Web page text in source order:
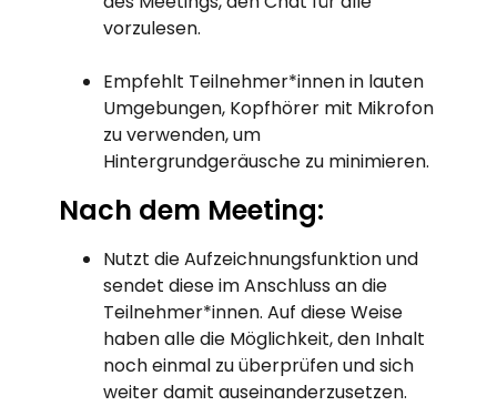
vorzulesen.
Empfehlt Teilnehmer*innen in lauten
Umgebungen, Kopfhörer mit Mikrofon
zu verwenden, um
Hintergrundgeräusche zu minimieren.
Nach dem Meeting:
Nutzt die Aufzeichnungsfunktion und
sendet diese im Anschluss an die
Teilnehmer*innen. Auf diese Weise
haben alle die Möglichkeit, den Inhalt
noch einmal zu überprüfen und sich
weiter damit auseinanderzusetzen.